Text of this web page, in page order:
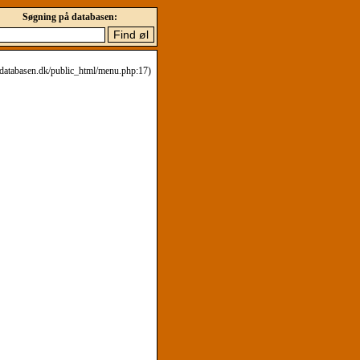
Søgning på databasen:
public_html/menu.php:17)